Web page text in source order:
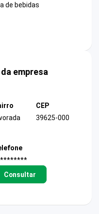
de bebidas
empresa
CEP
39625-000
Consultar